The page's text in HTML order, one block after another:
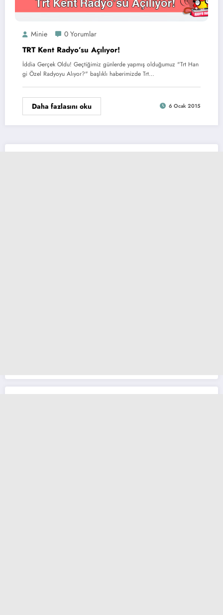
Minie 0 Yorumlar
TRT Kent Radyo’su Açılıyor!
İddia Gerçek Oldu! Geçtiğimiz günlerde yapmış olduğumuz "Trt Han
gi Özel Radyoyu Alıyor?" başlıklı haberimizde Trt…
Daha fazlasını oku 6 Ocak 2015